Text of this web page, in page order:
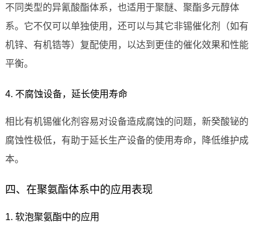
不同类型的异氰酸酯体系，也适用于聚醚、聚酯多元醇体
系。它不仅可以单独使用，还可以与其它非锡催化剂（如有
机锌、有机锆等）复配使用，以达到更佳的催化效果和性能
平衡。
4. 不腐蚀设备，延长使用寿命
相比有机锡催化剂容易对设备造成腐蚀的问题，新癸酸铋的
腐蚀性极低，有助于延长生产设备的使用寿命，降低维护成
本。
四、在聚氨酯体系中的应用表现
1. 软泡聚氨酯中的应用